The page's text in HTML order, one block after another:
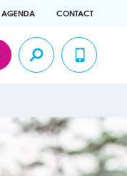
AGENDA CONTACT